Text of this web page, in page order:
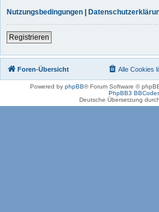
Nutzungsbedingungen |
Registrieren
Foren-Übersicht Alle Cookies
Powered by phpBB® Forum Software ©
PhpBB3
Deutsche Übersetzung durch